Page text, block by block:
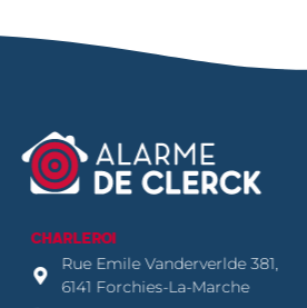
CHARLEROI
Rue Emile Vanderverlde 381,
6141 Forchies-La-Marche